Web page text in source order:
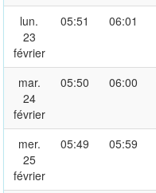
lun.
23
février
05:51 06:01
mar.
24
février
05:50 06:00
mer.
25
février
05:49 05:59